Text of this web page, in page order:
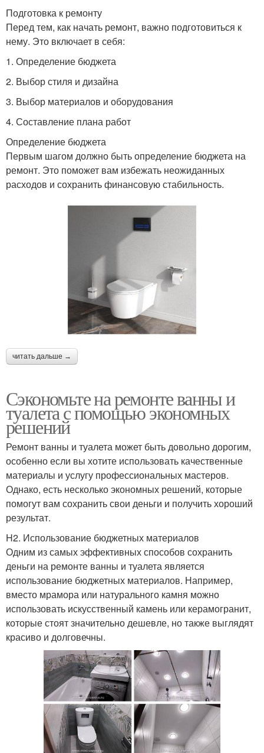
Подготовка к ремонту
Перед тем, как начать ремонт, важно подготовиться к
нему. Это включает в себя:
1. Определение бюджета
2. Выбор стиля и дизайна
3. Выбор материалов и оборудования
4. Составление плана работ
Определение бюджета
Первым шагом должно быть определение бюджета на
ремонт. Это поможет вам избежать неожиданных
расходов и сохранить финансовую стабильность.
читать дальше →
Сэкономьте на ремонте ванны и
туалета с помощью экономных
решений
Ремонт ванны и туалета может быть довольно дорогим,
особенно если вы хотите использовать качественные
материалы и услугу профессиональных мастеров.
Однако, есть несколько экономных решений, которые
помогут вам сохранить свои деньги и получить хороший
результат.
H2. Использование бюджетных материалов
Одним из самых эффективных способов сохранить
деньги на ремонте ванны и туалета является
использование бюджетных материалов. Например,
вместо мрамора или натурального камня можно
использовать искусственный камень или керамогранит,
которые стоят значительно дешевле, но также выглядят
красиво и долговечны.